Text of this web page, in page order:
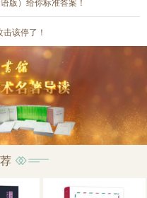
该停了！